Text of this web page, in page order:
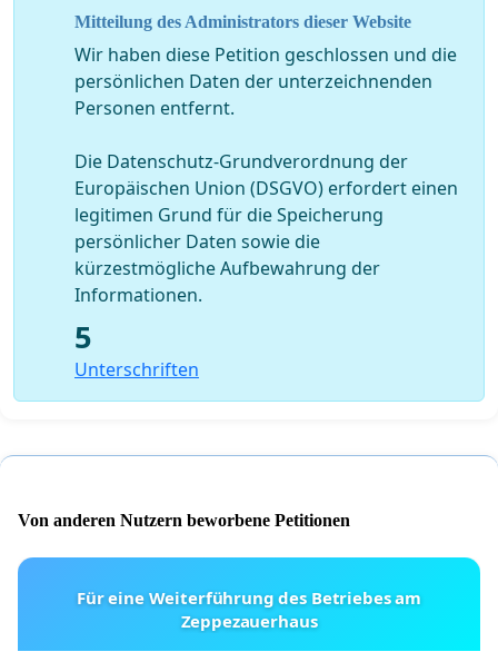
Mitteilung des Administrators dieser Website
Wir haben diese Petition geschlossen und die
persönlichen Daten der unterzeichnenden
Personen entfernt.
Die Datenschutz-Grundverordnung der
Europäischen Union (DSGVO) erfordert einen
legitimen Grund für die Speicherung
persönlicher Daten sowie die
kürzestmögliche Aufbewahrung der
Informationen.
5
Unterschriften
Von anderen Nutzern beworbene Petitionen
Für eine Weiterführung des Betriebes am
Zeppezauerhaus